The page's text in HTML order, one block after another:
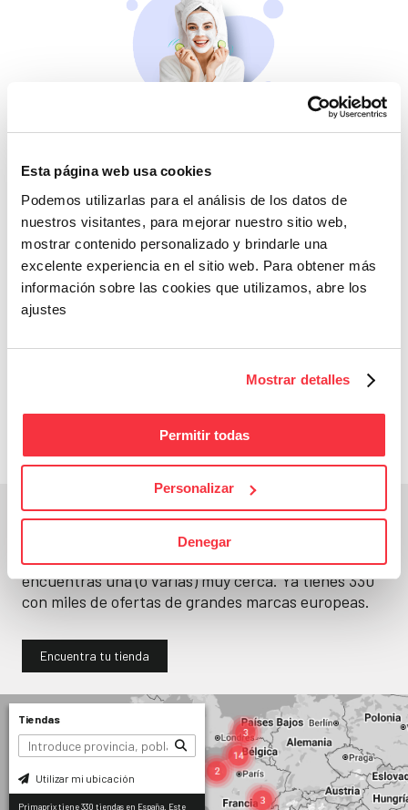
Esta página web usa cookies
Podemos utilizarlas para el análisis de los datos de
nuestros visitantes, para mejorar nuestro sitio web,
mostrar contenido personalizado y brindarle una
excelente experiencia en el sitio web. Para obtener más
información sobre las cookies que utilizamos, abre los
ajustes
Mostrar detalles
Permitir todas
Personalizar
Denegar
Belleza
Si no te mimas tú…
Adelántate a todos y
En un segundo, la encuentras.
No paramos de abrirtiendas. Seguro que
encuentras una (o varias) muy cerca. Ya tienes330
con miles de ofertas de grandes marcas europeas.
Encuentra tu tienda
Tiendas
Utilizar mi ubicación
Primaprix tiene 330 tiendas en España. Este